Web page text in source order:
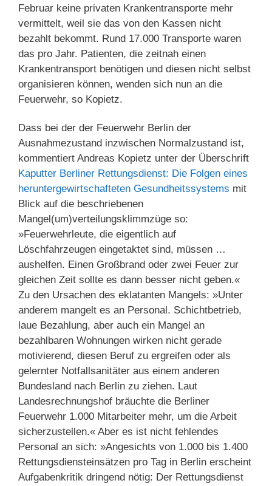
Februar keine privaten Krankentransporte mehr
vermittelt, weil sie das von den Kassen nicht
bezahlt bekommt. Rund 17.000 Transporte waren
das pro Jahr. Patienten, die zeitnah einen
Krankentransport benötigen und diesen nicht selbst
organisieren können, wenden sich nun an die
Feuerwehr, so Kopietz.
Dass bei der der Feuerwehr Berlin der
Ausnahmezustand inzwischen Normalzustand ist,
kommentiert Andreas Kopietz unter der Überschrift
Kaputter Berliner Rettungsdienst: Die Folgen eines
heruntergewirtschafteten Gesundheitssystems mit
Blick auf die beschriebenen
Mangel(um)verteilungsklimmzüge so:
»Feuerwehrleute, die eigentlich auf
Löschfahrzeugen eingetaktet sind, müssen …
aushelfen. Einen Großbrand oder zwei Feuer zur
gleichen Zeit sollte es dann besser nicht geben.«
Zu den Ursachen des eklatanten Mangels: »Unter
anderem mangelt es an Personal. Schichtbetrieb,
laue Bezahlung, aber auch ein Mangel an
bezahlbaren Wohnungen wirken nicht gerade
motivierend, diesen Beruf zu ergreifen oder als
gelernter Notfallsanitäter aus einem anderen
Bundesland nach Berlin zu ziehen. Laut
Landesrechnungshof bräuchte die Berliner
Feuerwehr 1.000 Mitarbeiter mehr, um die Arbeit
sicherzustellen.« Aber es ist nicht fehlendes
Personal an sich: »Angesichts von 1.000 bis 1.400
Rettungsdiensteinsätzen pro Tag in Berlin erscheint
Aufgabenkritik dringend nötig: Der Rettungsdienst